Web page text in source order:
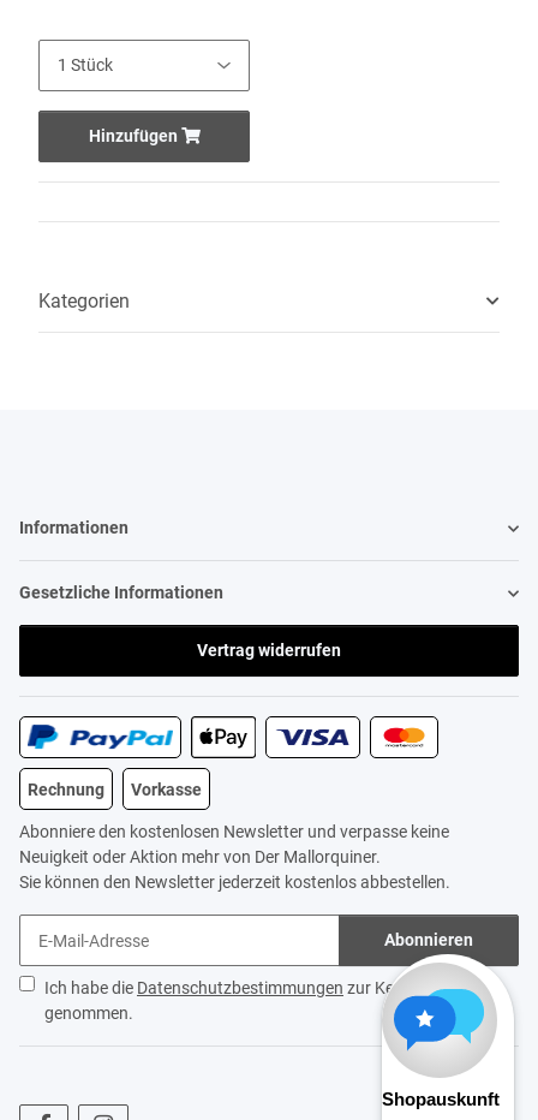
Hinzufügen
Kategorien
Informationen
Gesetzliche Informationen
Vertrag widerrufen
Rechnung Vorkasse
Abonniere den kostenlosen Newsletter und verpasse keine
Neuigkeit oder Aktion mehr von Der Mallorquiner.
Sie können den Newsletter jederzeit kostenlos abbestellen.
Abonnieren
Ich habe die Datenschutzbestimmungen zur Kenntnis
genommen.